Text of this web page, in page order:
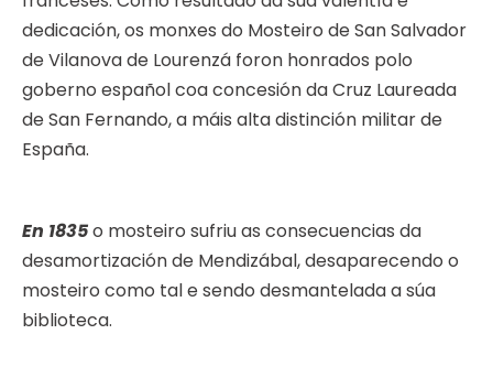
dedicación, os monxes do Mosteiro de San Salvador
de Vilanova de Lourenzá foron honrados polo
goberno español coa concesión da Cruz Laureada
de San Fernando, a máis alta distinción militar de
España.
En 1835o mosteiro sufriu as consecuencias da
desamortización de Mendizábal, desaparecendo o
mosteiro como tal e sendo desmantelada a súa
biblioteca.